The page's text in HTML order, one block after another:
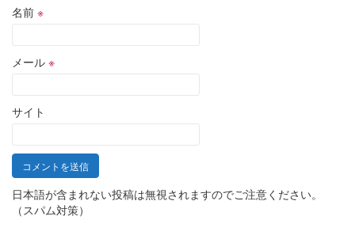
名前 ※
メール ※
サイト
日本語が含まれない投稿は無視されますのでご注意ください。
（スパム対策）